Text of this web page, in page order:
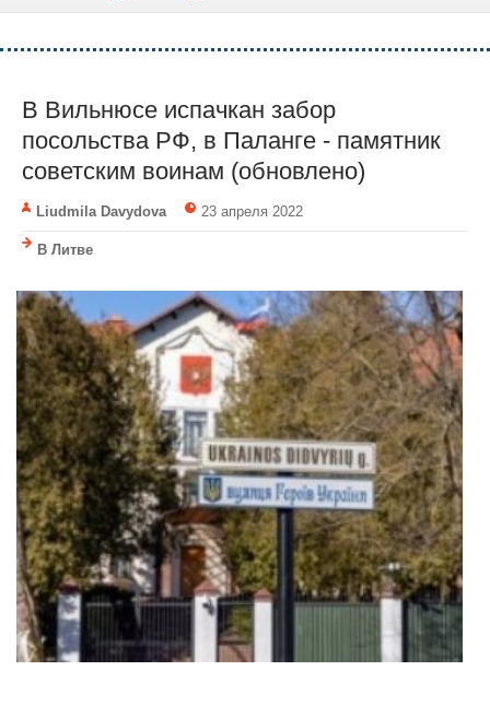
В Вильнюсе испачкан забор
посольства РФ, в Паланге - памятник
советским воинам (обновлено)
Liudmila Davydova 23 апреля 2022
В Литве